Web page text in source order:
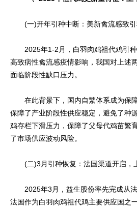
(一)开年引种中断：美新禽流感致引
2025年1-2月，白羽肉鸡祖代鸡引种
高致病性禽流感疫情影响，我国对上述
面临阶段性缺口压力。
在此背景下，国内自繁体系成为保障
保障了产业阶段性供应稳定，避免了种
鸡存栏下滑压力，保障了父母代鸡苗繁
了市场供应波动风险。
(二)3月引种恢复：法国渠道开启，
2025年3月，益生股份率先完成从法
法国作为白羽肉鸡祖代鸡主要供应国之